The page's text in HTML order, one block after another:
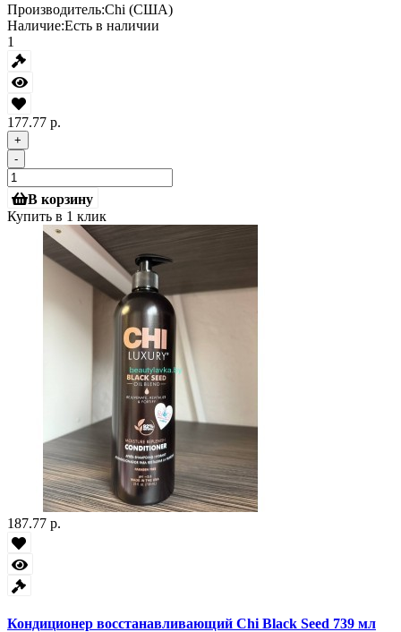
Производитель:Chi (США)
Наличие:Есть в наличии
1
177.77 р.
+
-
В корзину
Купить в 1 клик
187.77 р.
Кондиционер восстанавливающий Chi Black Seed 739 мл